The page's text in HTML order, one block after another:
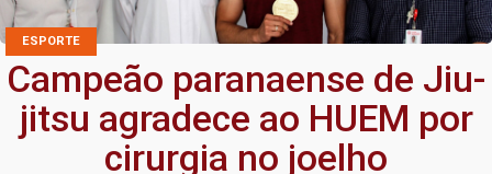
ESPORTE
Campeão paranaense de Jiu-
jitsu agradece ao HUEM por
cirurgia no joelho